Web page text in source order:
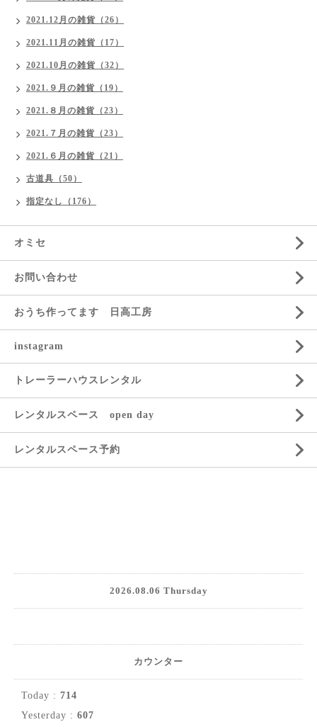
2021.12月の雑貨（26）
2021.11月の雑貨（17）
2021.10月の雑貨（32）
2021.９月の雑貨（19）
2021.８月の雑貨（23）
2021.７月の雑貨（23）
2021.６月の雑貨（21）
古道具（50）
指定なし（176）
オミセ
お問い合わせ
おうち作ってます 日高工房
instagram
トレーラーハウスレンタル
レンタルスペース open day
レンタルスペース予約
2026.08.06 Thursday
カウンター
Today : 714
Yesterday : 607